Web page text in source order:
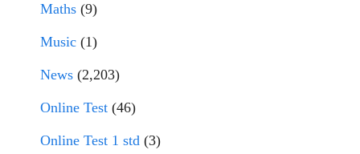
Maths (9)
Music (1)
News (2,203)
Online Test (46)
Online Test 1 std (3)